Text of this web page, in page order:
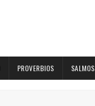
PROVERBIOS SALMOS